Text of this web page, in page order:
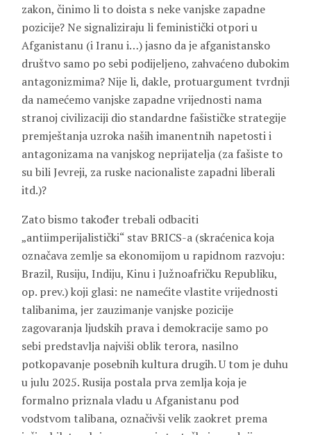
zakon, činimo li to doista s neke vanjske zapadne
pozicije? Ne signaliziraju li feministički otpori u
Afganistanu (i Iranu i…) jasno da je afganistansko
društvo samo po sebi podijeljeno, zahvaćeno dubokim
antagonizmima? Nije li, dakle, protuargument tvrdnji
da namećemo vanjske zapadne vrijednosti nama
stranoj civilizaciji dio standardne fašističke strategije
premještanja uzroka naših imanentnih napetosti i
antagonizama na vanjskog neprijatelja (za fašiste to
su bili Jevreji, za ruske nacionaliste zapadni liberali
itd.)?
Zato bismo također trebali odbaciti
„antiimperijalistički“ stav BRICS-a (skraćenica koja
označava zemlje sa ekonomijom u rapidnom razvoju:
Brazil, Rusiju, Indiju, Kinu i Južnoafričku Republiku,
op. prev.) koji glasi: ne namećite vlastite vrijednosti
talibanima, jer zauzimanje vanjske pozicije
zagovaranja ljudskih prava i demokracije samo po
sebi predstavlja najviši oblik terora, nasilno
potkopavanje posebnih kultura drugih. U tom je duhu
u julu 2025. Rusija postala prva zemlja koja je
formalno priznala vladu u Afganistanu pod
vodstvom talibana, označivši velik zaokret prema